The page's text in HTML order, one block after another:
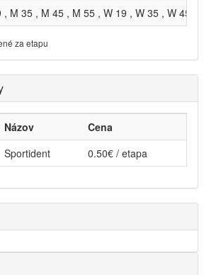
, M 35 , M 45 , M 55 , W 19 , W 35 , W 45 ,
za etapu
Názov
Cena
Sportident 0.50€ / etapa